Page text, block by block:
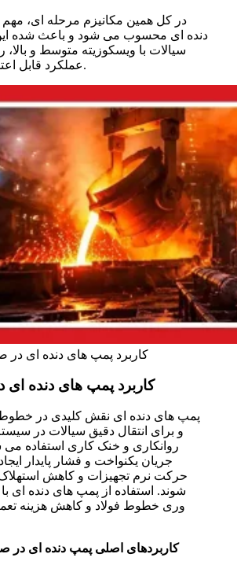
در کل همین مکانیزم مرحله ای،
دنده ای محسوب می شود و باعث شده این
سیالات با ویسکوزیته متوسط و
عملکرد قابل اعتمادی داشته باشد.
کاربرد پمپ های دنده ای در
کاربرد پمپ های دنده ای
پمپ های دنده ای نقش کلیدی در خطوط
و برای انتقال دقیق سیالات در
روانکاری و خنک کاری استفاده می
جریان یکنواخت و فشار پایدار
حرکت نرم تجهیزات و کاهش
شوند. استفاده از پمپ های دنده ای
وری خطوط فولاد و کاهش هزینه
کاربردهای اصلی پمپ دنده ای در